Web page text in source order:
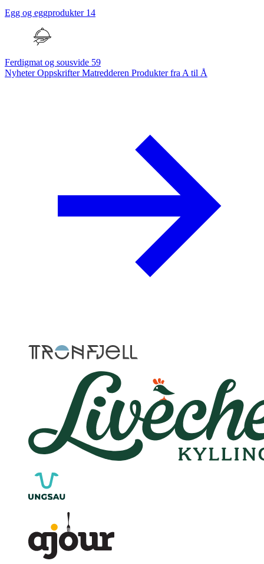
Egg og eggprodukter 14
Ferdigmat og sousvide 59
NyheterOppskrifterMatredderen Produkter fra A til Å